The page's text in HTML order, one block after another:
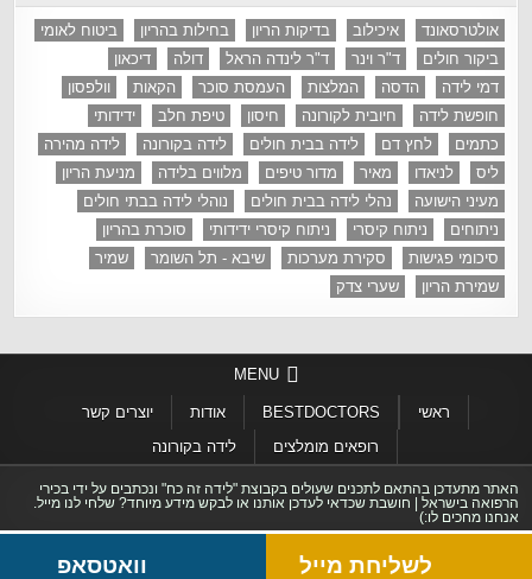
אולטרסאונד איכילוב בדיקות הריון בחילות בהריון
ביטוח לאומי
ביקור חולים
ד"ר וינר ד"ר לינדה הראל דולה
דיכאון
דמי לידה
הדסה המלצות העמסת סוכר הקאות
וולפסון
חופשת לידה
חיובית לקורונה חיסון טיפת חלב
ידידותי
כתמים
לחץ דם לידה בבית חולים לידה בקורונה
לידה מהירה
ליס
לניאדו מאיר מדור טיפים מלווים בלידה
מניעת הריון
מעיני הישועה
נהלי לידה בבית חולים
נוהלי לידה בבתי חולים
ניתוחים
ניתוח קיסרי ניתוח קיסרי ידידותי
סוכרת בהריון
סיכומי פגישות
סקירת מערכות שיבא - תל השומר
שמיר
שמירת הריון
שערי צדק
MENU
ראשי BESTDOCTORS אודות
יוצרים קשר
רופאים מומלצים
לידה בקורונה
האתר מתעדכן בהתאם לתכנים שעולים בקבוצת "לידה זה כח" ונכתבים על ידי בכירי
הרפואה בישראל | חושבת שכדאי לעדכן אותנו או לבקש מידע מיוחד? שלחי לנו מייל.
אנחנו מחכים לו:)
לשליחת מייל וואטסאפ